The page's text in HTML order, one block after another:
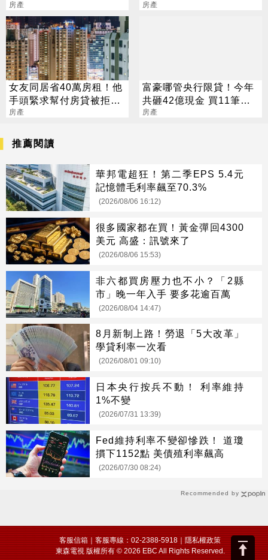
也得死撐
房產
崩潰 網齊勸快逃
房產
女友同居省40萬房租！他
手頭緊求幫付房貸被拒：
真心換絕情
房產
富豪哪管央行限貸！今年
共砸42億現金 買11筆頂
級豪宅
房產
Recommended by
推薦閱讀
華邦電超狂！第二季EPS 5.4元
記憶體毛利率飆至70.3%
(2026/08/06 16:12)
很多國家都在買！黃金彈回4300
美元 高盛：訊號來了
(2026/08/06 15:53)
非六都買房壓力也不小？「2縣
市」晚一年入手 要多花逾百萬
(2026/08/04 14:47)
8月新制上路！勞退「5大改革」
學貸利率一次看
(2026/08/01 09:10)
日本央行按兵不動！ 利率維持
1%不變
(2026/07/31 13:39)
Fed維持利率不變卻慘跌！ 道瓊
摜下1152點 美債殖利率飆高
(2026/07/30 08:24)
客服信箱｜客服專線：02-2388-5918｜隱私權政策
東森電視 版權所有 © 2026 EBC All Rights Reserved.